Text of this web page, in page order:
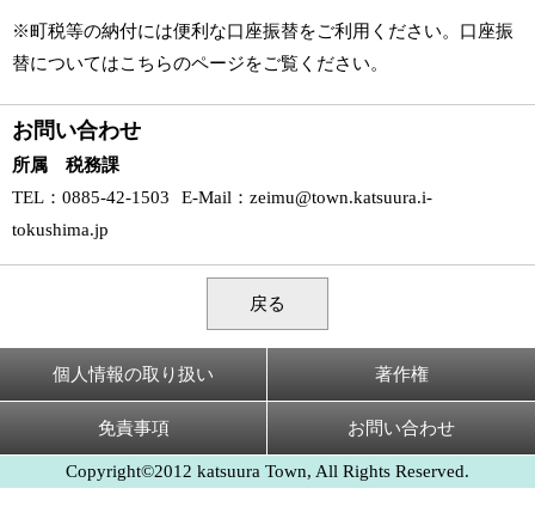
※町税等の納付には便利な口座振替をご利用ください。口座振
替についてはこちらのページをご覧ください。
お問い合わせ
所属 税務課
TEL ：0885-42-1503 E-Mail ： zeimu@town.katsuura.i-
tokushima.jp
戻る
個人情報の取り扱い 著作権
免責事項 お問い合わせ
Copyright©2012 katsuura Town, All Rights Reserved.